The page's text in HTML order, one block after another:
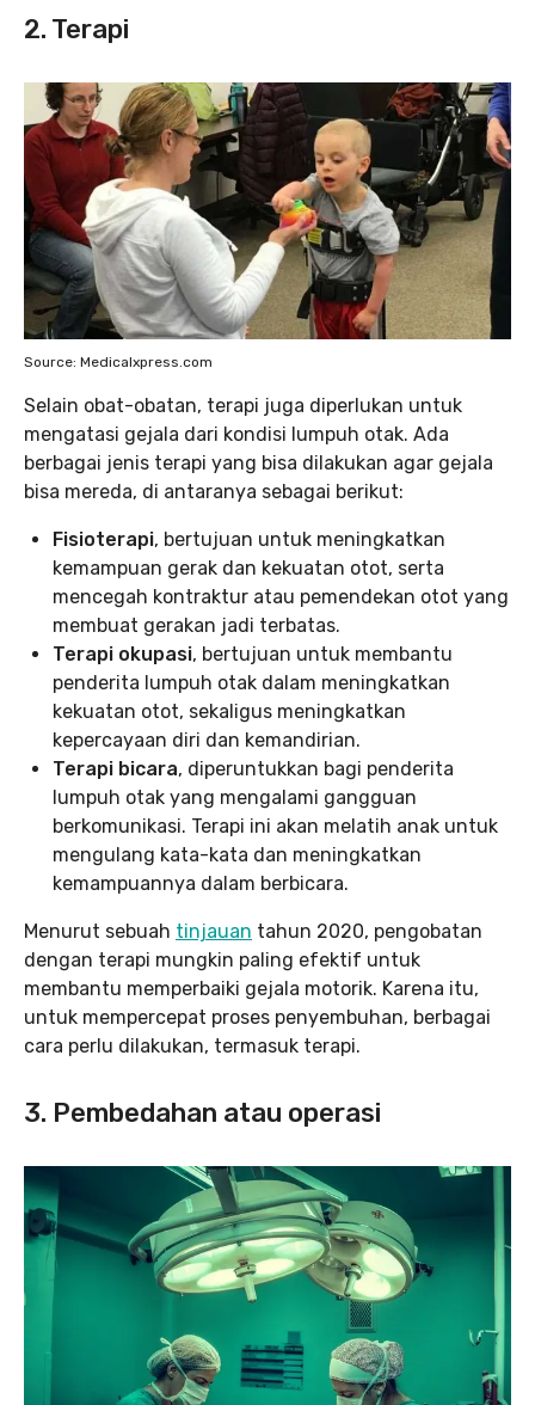
2. Terapi
Source: Medicalxpress.com
Selain obat-obatan, terapi juga diperlukan untuk
mengatasi gejala dari kondisi lumpuh otak. Ada
berbagai jenis terapi yang bisa dilakukan agar gejala
bisa mereda, di antaranya sebagai berikut:
Fisioterapi, bertujuan untuk meningkatkan
kemampuan gerak dan kekuatan otot, serta
mencegah kontraktur atau pemendekan otot yang
membuat gerakan jadi terbatas.
Terapi okupasi, bertujuan untuk membantu
penderita lumpuh otak dalam meningkatkan
kekuatan otot, sekaligus meningkatkan
kepercayaan diri dan kemandirian.
Terapi bicara, diperuntukkan bagi penderita
lumpuh otak yang mengalami gangguan
berkomunikasi. Terapi ini akan melatih anak untuk
mengulang kata-kata dan meningkatkan
kemampuannya dalam berbicara.
Menurut sebuah tinjauan tahun 2020, pengobatan
dengan terapi mungkin paling efektif untuk
membantu memperbaiki gejala motorik. Karena itu,
untuk mempercepat proses penyembuhan, berbagai
cara perlu dilakukan, termasuk terapi.
3. Pembedahan atau operasi